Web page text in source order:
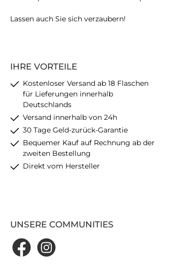
IHRE VORTEILE
Kostenloser Versand ab 18 Flaschen
für Lieferungen innerhalb
Deutschlands
Versand innerhalb von 24h
30 Tage Geld-zurück-Garantie
Bequemer Kauf auf Rechnung ab der
zweiten Bestellung
Direkt vom Hersteller
Lassen auch Sie sich verzaubern!
UNSERE COMMUNITIES